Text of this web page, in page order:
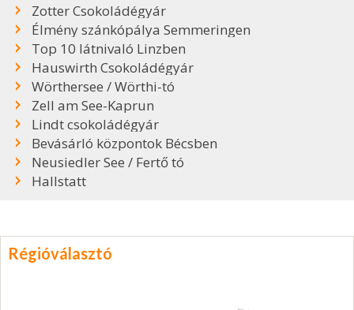
Zotter Csokoládégyár
Élmény szánkópálya Semmeringen
Top 10 látnivaló Linzben
Hauswirth Csokoládégyár
Wörthersee / Wörthi-tó
Zell am See-Kaprun
Lindt csokoládégyár
Bevásárló központok Bécsben
Neusiedler See / Fertő tó
Hallstatt
Régióválasztó